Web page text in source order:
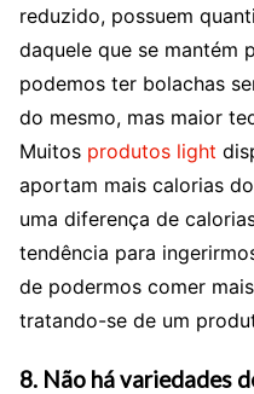
reduzido, possuem
daquele que se mantém
podemos ter bolachas
do mesmo, mas maior
Muitos produtos light
aportam mais calorias
uma diferença de
tendência para
de podermos comer
tratando-se de um
8. Não há variedades